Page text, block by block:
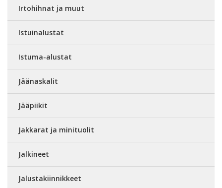
Irtohihnat ja muut
Istuinalustat
Istuma-alustat
Jäänaskalit
Jääpiikit
Jakkarat ja minituolit
Jalkineet
Jalustakiinnikkeet